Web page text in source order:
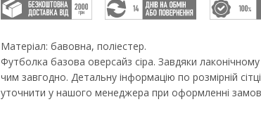
Матеріал: бавовна, поліестер.
Футболка базова оверсайз сіра. Завдяки
чим завгодно. Детальну інформацію по розмірній
уточнити у нашого менеджера при оформленні